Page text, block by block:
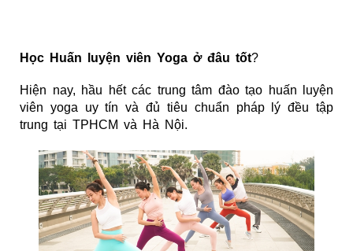
Học Huấn luyện viên Yoga ở đâu tốt?
Hiện nay, hầu hết các trung tâm đào tạo huấn luyện
viên yoga uy tín và đủ tiêu chuẩn pháp lý đều tập
trung tại TPHCM và Hà Nội.